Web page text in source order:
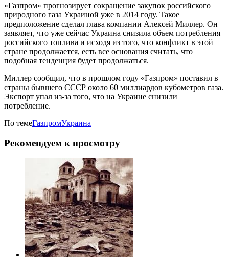
«Газпром» прогнозирует сокращение закупок российского
природного газа Украиной уже в 2014 году. Такое
предположение сделал глава компании Алексей Миллер. Он
заявляет, что уже сейчас Украина снизила объем потребления
российского топлива и исходя из того, что конфликт в этой
стране продолжается, есть все основания считать, что
подобная тенденция будет продолжаться.
Миллер сообщил, что в прошлом году «Газпром» поставил в
страны бывшего СССР около 60 миллиардов кубометров газа.
Экспорт упал из-за того, что на Украине снизили
потребление.
По темеГазпромУкраина
Рекомендуем к просмотру